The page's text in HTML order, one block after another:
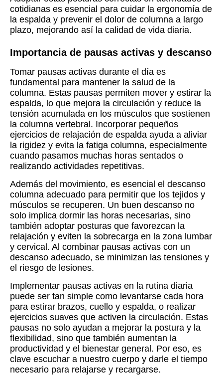
cotidianas es esencial para cuidar la ergonomía de
la espalda y prevenir el dolor de columna a largo
plazo, mejorando así la calidad de vida diaria.
Importancia de pausas activas y descanso
Tomar pausas activas durante el día es
fundamental para mantener la salud de la
columna. Estas pausas permiten mover y estirar la
espalda, lo que mejora la circulación y reduce la
tensión acumulada en los músculos que sostienen
la columna vertebral. Incorporar pequeños
ejercicios de relajación de espalda ayuda a aliviar
la rigidez y evita la fatiga columna, especialmente
cuando pasamos muchas horas sentados o
realizando actividades repetitivas.
Además del movimiento, es esencial el descanso
columna adecuado para permitir que los tejidos y
músculos se recuperen. Un buen descanso no
solo implica dormir las horas necesarias, sino
también adoptar posturas que favorezcan la
relajación y eviten la sobrecarga en la zona lumbar
y cervical. Al combinar pausas activas con un
descanso adecuado, se minimizan las tensiones y
el riesgo de lesiones.
Implementar pausas activas en la rutina diaria
puede ser tan simple como levantarse cada hora
para estirar brazos, cuello y espalda, o realizar
ejercicios suaves que activen la circulación. Estas
pausas no solo ayudan a mejorar la postura y la
flexibilidad, sino que también aumentan la
productividad y el bienestar general. Por eso, es
clave escuchar a nuestro cuerpo y darle el tiempo
necesario para relajarse y recargarse.